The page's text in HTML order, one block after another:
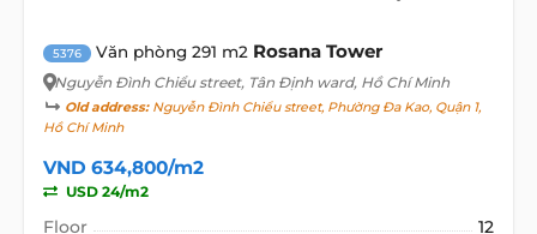
5376 Văn phòng 291 m2 Rosana Tower
Nguyễn Đình Chiểu street, Tân Định ward, Hồ Chí Minh
Old address:Nguyễn Đình Chiểu street, Phường Đa Kao, Quận 1,
Hồ Chí Minh
VND 634,800/m2
USD 24/m2
Floor
12